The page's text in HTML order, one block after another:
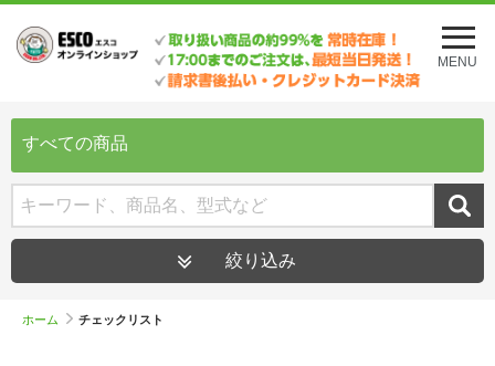
メ
ニ
ュ
を
MENU
すべての商品
絞り込み
ホーム チェックリスト